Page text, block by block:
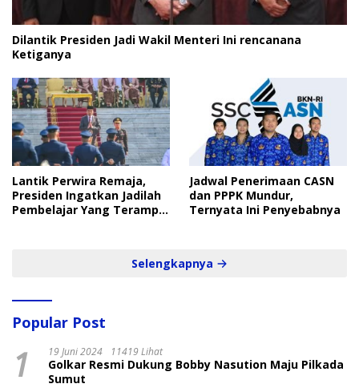
Dilantik Presiden Jadi Wakil Menteri Ini rencanana
Ketiganya
Lantik Perwira Remaja,
Presiden Ingatkan Jadilah
Pembelajar Yang Terampil
Jadwal Penerimaan CASN
dan PPPK Mundur,
Ternyata Ini Penyebabnya
Selengkapnya
Popular Post
1 19 Juni 2024 11419 Lihat
Golkar Resmi Dukung Bobby Nasution Maju Pilkada
Sumut